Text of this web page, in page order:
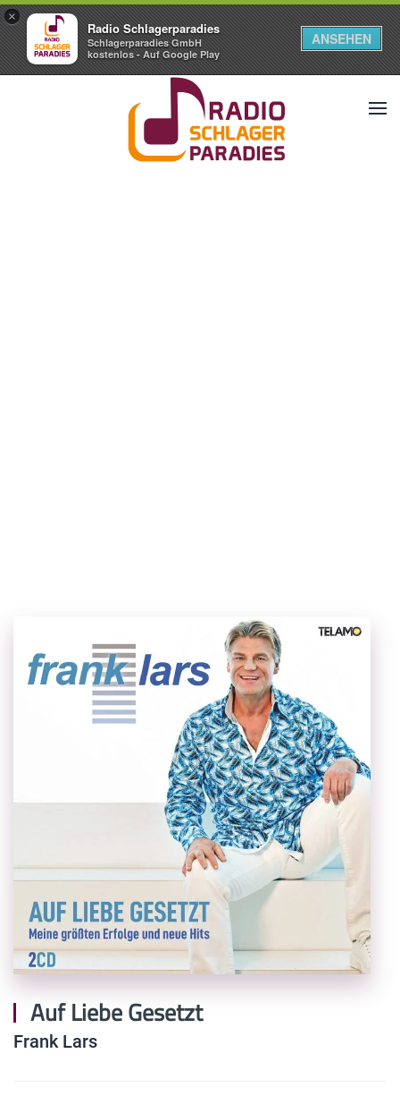
×
Radio Schlagerparadies
Schlagerparadies GmbH
kostenlos - Auf Google Play
ANSEHEN
Auf Liebe Gesetzt
Frank Lars